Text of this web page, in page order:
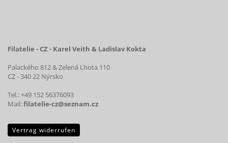
Filatelie - CZ - Karel Veith & Ladislav Kokta
Palackého 812 & Zelená Lhota 110
CZ - 340 22 Nýrsko
Tel.: +49 152 56376093
Mail:filatelie-cz@seznam.cz
Vertrag widerrufen